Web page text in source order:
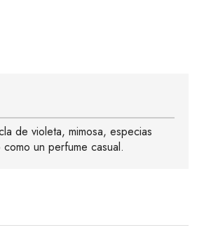
de violeta, mimosa, especias
un perfume casual.